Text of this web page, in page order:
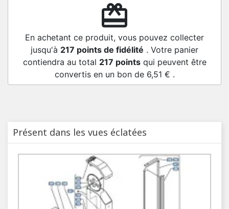
redeem
En achetant ce produit, vous pouvez collecter
jusqu'à 217 points de fidélité . Votre panier
contiendra au total 217 pointsqui peuvent être
convertis en un bon de 6,51 € .
Présent dans les vues éclatées